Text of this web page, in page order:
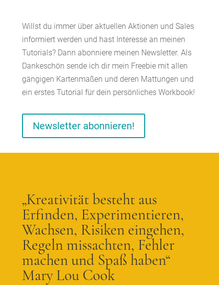
Willst du immer über aktuellen Aktionen und Sales
informiert werden und hast Interesse an meinen
Tutorials? Dann abonniere meinen Newsletter. Als
Dankeschön sende ich dir mein Freebie mit allen
gängigen Kartenmaßen und deren Mattungen und
ein erstes Tutorial für dein persönliches Workbook!
Newsletter abonnieren!
„Kreativität besteht aus
Erfinden, Experimentieren,
Wachsen, Risiken eingehen,
Regeln missachten, Fehler
machen und Spaß haben“
Mary Lou Cook